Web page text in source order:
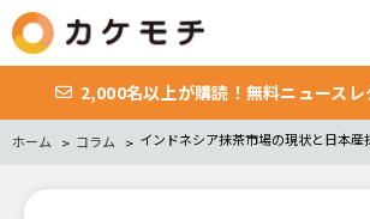
2,000名以上が購読！無料ニュースレ
ホーム コラム インドネシア抹茶市場の現状と日本産